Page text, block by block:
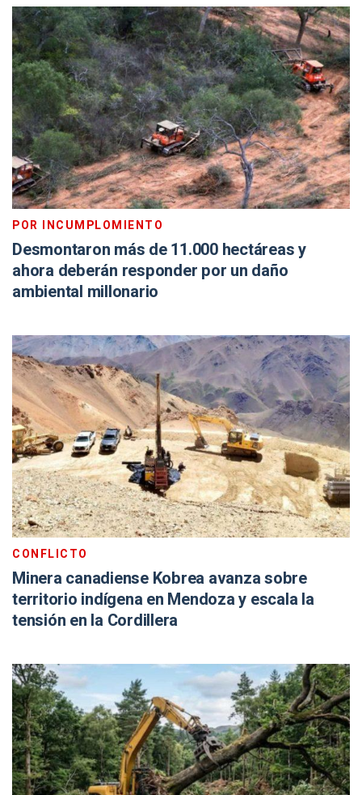
POR INCUMPLOMIENTO
Desmontaron más de 11.000 hectáreas y
ahora deberán responder por un daño
ambiental millonario
CONFLICTO
Minera canadiense Kobrea avanza sobre
territorio indígena en Mendoza y escala la
tensión en la Cordillera